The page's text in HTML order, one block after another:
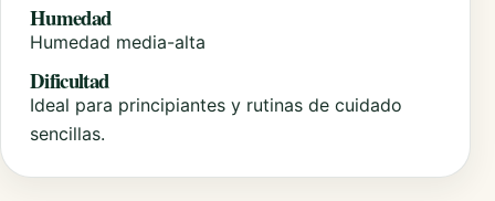
Humedad
Humedad media-alta
Dificultad
Ideal para principiantes y rutinas de cuidado
sencillas.